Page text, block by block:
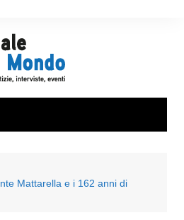
Mattarella e i 162 anni di